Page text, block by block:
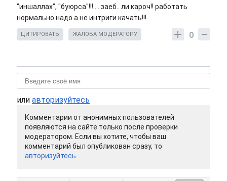
"иншаллах", "буюрса"!!!.... заеб.. ли кароч!! работать
нормально надо а не интриги качать!!!
0
ЦИТИРОВАТЬ ЖАЛОБА МОДЕРАТОРУ
или авторизуйтесь
Комментарии от анонимных пользователей
появляются на сайте только после проверки
модератором. Если вы хотите, чтобы ваш
комментарий был опубликован сразу, то
авторизуйтесь